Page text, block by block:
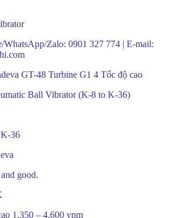
Zalo: 0901 327 774 | E-mail:
GT-48 Turbine G1 4 Tốc độ cao
Ball Vibrator (K-8 to K-36)
36
good.
1.350 – 4.600 vpm